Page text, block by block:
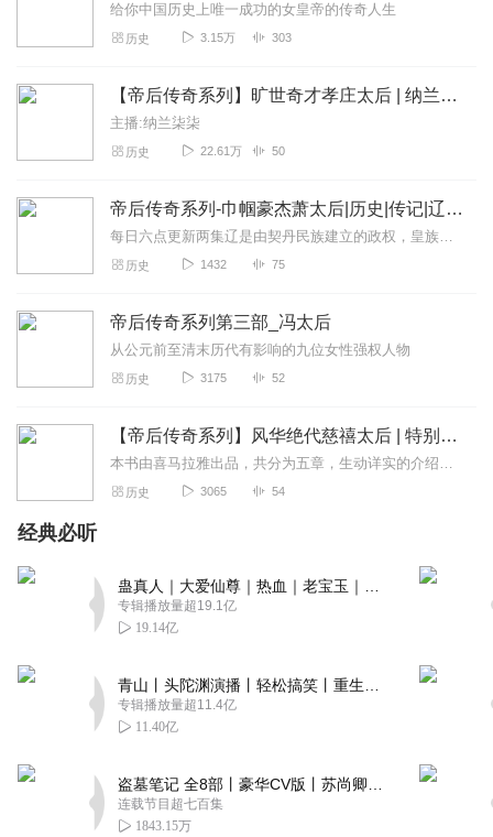
给你中国历史上唯一成功的女皇帝的传奇人生
历史 3.15万 303
【帝后传奇系列】旷世奇才孝庄太后 | 纳兰柒柒演播 & 燕儿暖暖制作
主播:纳兰柒柒
历史 22.61万 50
帝后传奇系列-巾帼豪杰萧太后|历史|传记|辽|宋|契丹|燕云十六州|杨家将
每日六点更新两集辽是由契丹民族建立的政权，皇族耶律氏和萧氏世代联姻，皇后多为萧氏。我们经常说的这位萧太后，指的就是辽景宗耶律贤的妻子萧绰。也是《杨家将》...
历史 1432 75
帝后传奇系列第三部_冯太后
从公元前至清末历代有影响的九位女性强权人物
历史 3175 52
【帝后传奇系列】风华绝代慈禧太后 | 特别美的女神演播 & 宝剑烽制作 |历史人
本书由喜马拉雅出品，共分为五章，生动详实的介绍了慈禧太后精彩跌宕的一生。听特别美的女神娓娓道来，后期制作宝剑烽用声音塑造世界第一章官宦世家...
历史 3065 54
经典必听
专辑播放量超19.1亿
19.14亿
专辑播放量超11.4亿
11.40亿
连载节目超七百集
1843.15万